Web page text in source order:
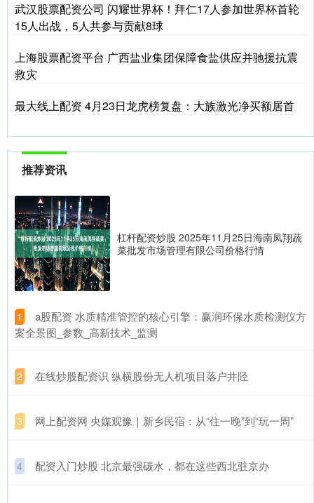
武汉股票配资公司 闪耀世界杯！拜仁17人参加世界杯首轮
15人出战，5人共参与贡献8球
上海股票配资平台 广西盐业集团保障食盐供应并驰援抗震
救灾
最大线上配资 4月23日龙虎榜复盘：大族激光净买额居首
推荐资讯
杠杆配资炒股 2025年11月25日海南凤翔蔬
菜批发市场管理有限公司价格行情
1
​a股配资 水质精准管控的核心引擎：赢润环保水质检测仪方
案全景图_参数_高新技术_监测
2 ​在线炒股配资识 纵横股份无人机项目落户井陉
3 ​网上配资网 央媒观豫｜新乡民宿：从“住一晚”到“玩一周”
4 ​配资入门炒股 北京最强碳水，都在这些西北驻京办